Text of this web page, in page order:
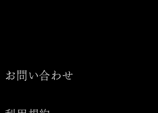
お問い合わせ